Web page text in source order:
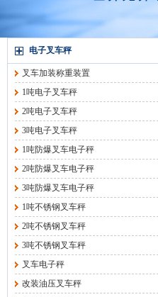
电子叉车秤
叉车加装称重装置
1吨电子叉车秤
2吨电子叉车秤
3吨电子叉车秤
1吨防爆叉车电子秤
2吨防爆叉车电子秤
3吨防爆叉车电子秤
1吨不锈钢叉车秤
2吨不锈钢叉车秤
3吨不锈钢叉车秤
叉车电子秤
改装油压叉车秤